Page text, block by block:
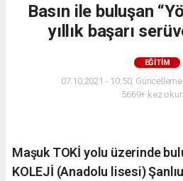
Basın ile buluşan
yıllık başarı
EĞITIM
07.10.2021 - 10:50,
5669+ kez
Maşuk TOKİ yolu üzerinde
KOLEJİ (Anadolu lisesi)